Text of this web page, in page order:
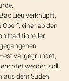
Lieu verknüpft,
einer ab den
traditioneller
gegründet,
werden soll,
aus dem Süden